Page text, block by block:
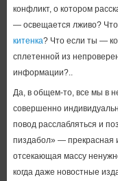
конфликт, о котором
— освещается лживо? Что
китенка? Что если ты —
сплетенной из
информации?..
Да, в общем-то, все мы в
совершенно
повод расслабляться и
пиздабол» — прекрасная
отсекающая массу
когда даже новостные